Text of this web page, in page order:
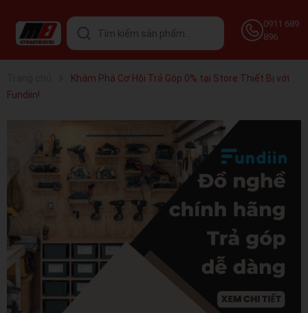
0911 689
896
Khám Phá Cơ Hội Trả Góp 0% tại Store Thiết Bị với
Fundiin!